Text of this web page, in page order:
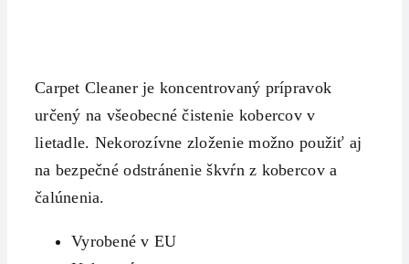
Carpet Cleaner je koncentrovaný prípravok
určený na všeobecné čistenie kobercov v
lietadle. Nekorozívne zloženie možno použiť aj
na bezpečné odstránenie škvŕn z kobercov a
čalúnenia.
Vyrobené v EU